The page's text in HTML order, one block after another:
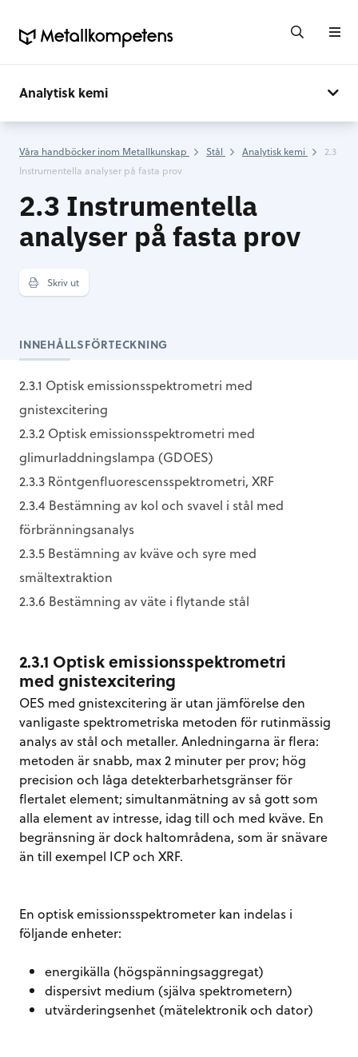
Analytisk kemi
Våra handböcker inom Metallkunskap Stål Analytisk kemi
2.3
Instrumentella analyser på fasta prov
2.3 Instrumentella
analyser på fasta prov
Skriv ut
INNEHÅLLSFÖRTECKNING
2.3.1 Optisk emissionsspektrometri med
gnistexcitering
2.3.2 Optisk emissionsspektrometri med
glimurladdningslampa (GDOES)
2.3.3 Röntgenfluorescensspektrometri, XRF
2.3.4 Bestämning av kol och svavel i stål med
förbränningsanalys
2.3.5 Bestämning av kväve och syre med
smältextraktion
2.3.6 Bestämning av väte i flytande stål
2.3.1 Optisk emissionsspektrometri
med gnistexcitering
OES med gnistexcitering är utan jämförelse den
vanligaste spektrometriska metoden för rutinmässig
analys av stål och metaller. Anledningarna är flera:
metoden är snabb, max 2 minuter per prov; hög
precision och låga detekterbarhetsgränser för
flertalet element; simultanmätning av så gott som
alla element av intresse, idag till och med kväve. En
begränsning är dock haltområdena, som är snävare
än till exempel ICP och XRF.
En optisk emissionsspektrometer kan indelas i
följande enheter:
energikälla (högspänningsaggregat)
dispersivt medium (själva spektrometern)
utvärderingsenhet (mätelektronik och dator)